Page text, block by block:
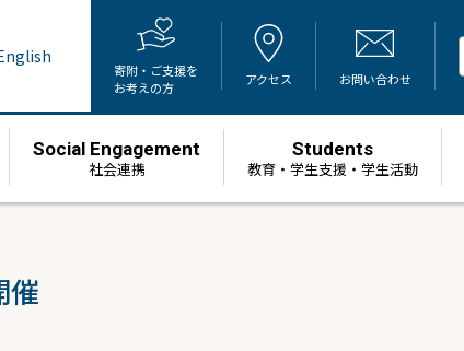
寄附・ご支援を
お考えの方
アクセス お問い合わせ
Social Engagement
社会連携
Students
教育・学生支援・学生活動
催